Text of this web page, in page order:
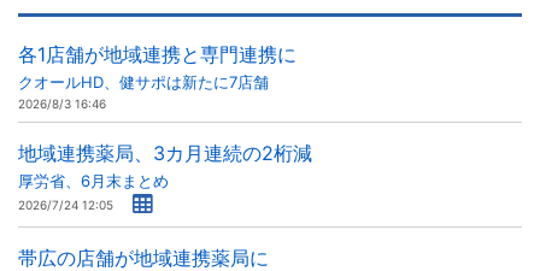
各1店舗が地域連携と専門連携に
クオールHD、健サポは新たに7店舗
2026/8/3 16:46
地域連携薬局、3カ月連続の2桁減
厚労省、6月末まとめ
2026/7/24 12:05
帯広の店舗が地域連携薬局に